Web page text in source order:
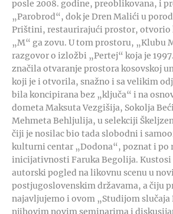
posle 2008. godine, preoblikovana, i
„Parobrod“, dok je Dren Malići u
Prištini, restaurirajući prostor, otvorio
„M“ ga zovu. U tom prostoru, „Klubu
razgovor o izložbi „Pertej“ koja je
značila otvaranje prostora kosovskoj
koji je i otvorila, snažno i sa velikim
bila koncipirana bez „ključa“ i na
dometa Maksuta Vezgišija, Sokolja
Mehmeta Behljulija, u selekciji
čiji je nosilac bio tada slobodni i
kulturni centar „Dodona“, poznat i po
inicijativnosti Faruka Begolija. Kustosi
autorski pogled na likovnu scenu u
postjugoslovenskim državama, a čiju
najavljujemo i ovom „Studijom slučaja
njihovim novim seminarima i